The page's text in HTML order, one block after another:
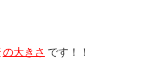
の大きさ です！！